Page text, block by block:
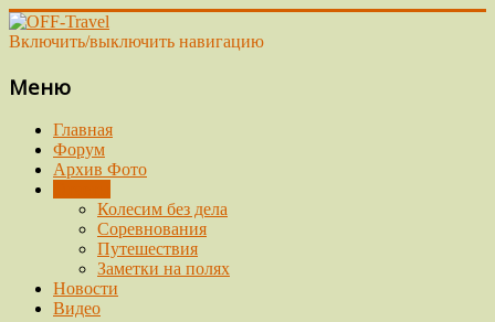
Включить/выключить навигацию
Меню
Главная
Форум
Архив Фото
Колесим без дела
Соревнования
Путешествия
Заметки на полях
Новости
Видео